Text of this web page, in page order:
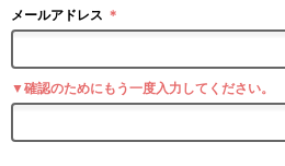
メールアドレス ＊
▼確認のためにもう一度入力してください。